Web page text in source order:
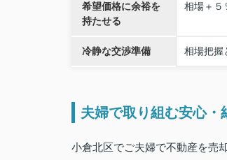
希望価格に余裕を
持たせる
相場＋５
冷静な交渉準備 相場把握
夫婦で取り組む安心・
小倉北区でご夫婦で不動産を売